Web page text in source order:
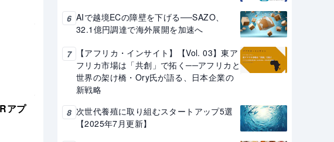
アプ
6 AIで越境ECの障壁を下げる──SAZO、
32.1億円調達で海外展開を加速へ
7
【アフリカ・インサイト】【Vol. 03】東ア
フリカ市場は「共創」で拓く──アフリカと
世界の架け橋・Ory氏が語る、日本企業の
新戦略
8 次世代養殖に取り組むスタートアップ5選
【2025年7月更新】